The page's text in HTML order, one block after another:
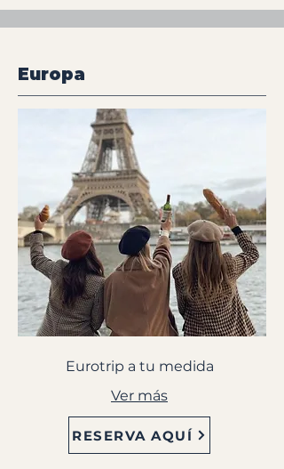
Europa
Eurotrip a tu medida
Ver más
RESERVA AQUÍ